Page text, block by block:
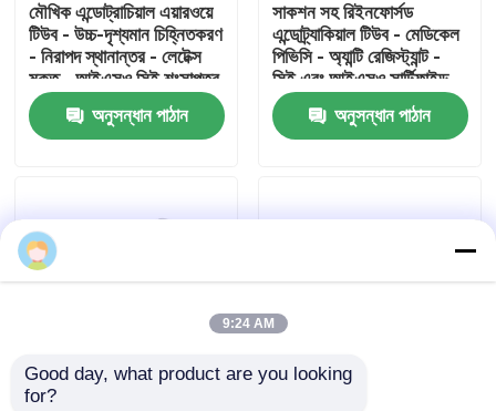
কারখানা ভ্রমণ
মান নিয়ন্ত্রণ
উদ্ধৃতির জন্য আবেদন
ল্যারিঞ্জিয়াল মাস্ক এয়ারওয়ে
মৌখিক এন্ডোট্রাচিয়াল এয়ারওয়ে
টিউব - উচ্চ-দৃশ্যমান চিহ্নিতকরণ
- নিরাপদ স্থানান্তর - লেটেক্স
মুক্ত - আইএসও সিই শংসাপত্র
অনুসন্ধান পাঠান
সাকশন সহ রিইনফোর্সড
এন্ডোট্র্যাকিয়াল টিউব - মেডিকেল
পিভিসি - অ্যান্টি রেজিস্ট্যান্ট -
সিই এবং আইএসও সার্টিফাইড
অনুসন্ধান পাঠান
এককালীন শক্তিশালী
9:24 AM
Good day, what product are you looking
for?